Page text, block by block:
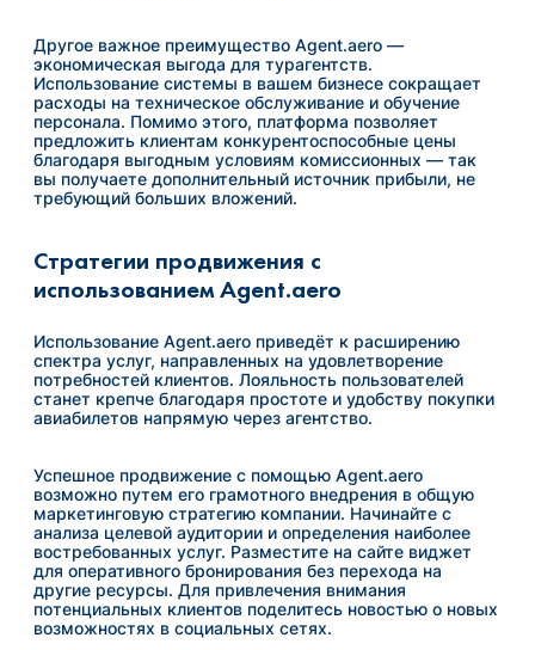
Другое важное преимущество Agent.aero —
экономическая выгода для турагентств.
Использование системы в вашем бизнесе сокращает
расходы на техническое обслуживание и обучение
персонала. Помимо этого, платформа позволяет
предложить клиентам конкурентоспособные цены
благодаря выгодным условиям комиссионных — так
вы получаете дополнительный источник прибыли, не
требующий больших вложений.
Стратегии продвижения с
использованием Agent.aero
Использование Agent.aero приведёт к расширению
спектра услуг, направленных на удовлетворение
потребностей клиентов. Лояльность пользователей
станет крепче благодаря простоте и удобству покупки
авиабилетов напрямую через агентство.
Успешное продвижение с помощью Agent.aero
возможно путем его грамотного внедрения в общую
маркетинговую стратегию компании. Начинайте с
анализа целевой аудитории и определения наиболее
востребованных услуг. Разместите на сайте виджет
для оперативного бронирования без перехода на
другие ресурсы. Для привлечения внимания
потенциальных клиентов поделитесь новостью о новых
возможностях в социальных сетях.